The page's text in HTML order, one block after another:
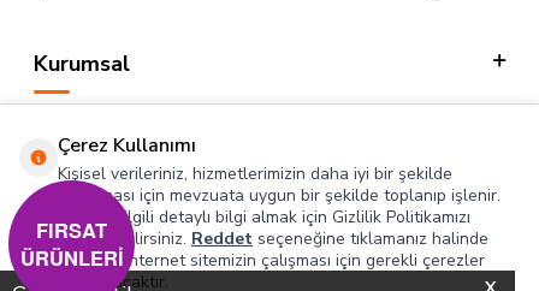
Kurumsal
Hızlı Erişim
Sosyal
Adres & İletişim
Çerez Kullanımı
Kişisel verileriniz, hizmetlerimizin daha iyi bir şekilde
sunulması için mevzuata uygun bir şekilde toplanıp işlenir.
Konuyla ilgili detaylı bilgi almak için Gizlilik Politikamızı
inceleyebilirsiniz. Reddet seçeneğine tıklamanız halinde
yalnızca internet sitemizin çalışması için gerekli çerezler
kullanılacaktır.
FIRSAT
ÜRÜNLERİ